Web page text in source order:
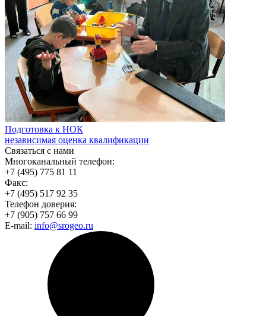
Подготовка к НОК
независимая оценка квалификации
Связаться с нами
Многоканальный телефон:
+7 (495) 775 81 11
Факс:
+7 (495) 517 92 35
Телефон доверия:
+7 (905) 757 66 99
E-mail: info@srogeo.ru